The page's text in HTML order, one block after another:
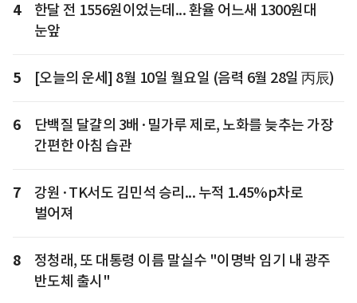
4
한달 전 1556원이었는데... 환율 어느새 1300원대
눈앞
5 [오늘의 운세] 8월 10일 월요일 (음력 6월 28일 丙辰)
6
단백질 달걀의 3배·밀가루 제로, 노화를 늦추는 가장
간편한 아침 습관
7
강원·TK서도 김민석 승리... 누적 1.45%p차로
벌어져
8
정청래, 또 대통령 이름 말실수 "이명박 임기 내 광주
반도체 출시"